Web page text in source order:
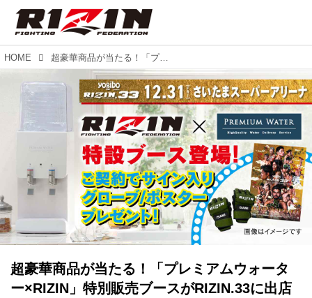
HOME 超豪華商品が当たる！「プレミアムウォーター×RIZIN」特別販売ブースがRIZIN.33に出店決定！
超豪華商品が当たる！「プレミアムウォータ
ー×RIZIN」特別販売ブースがRIZIN.33に出店